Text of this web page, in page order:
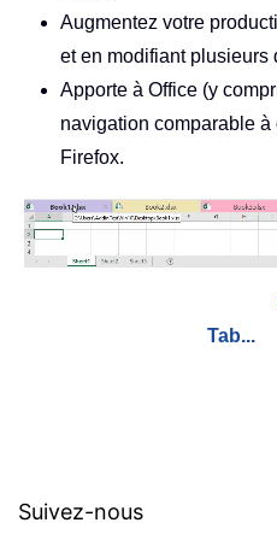
Augmentez votre
et en modifiant plusieurs
Apporte à Office (y
navigation comparable
Firefox.
Tab...
Suivez-nous